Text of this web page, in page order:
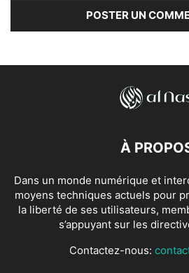
À
Dans un monde numérique et
moyens techniques actuels pour
la liberté de ses utilisateurs,
s’appuyant sur les
Contactez-nous: